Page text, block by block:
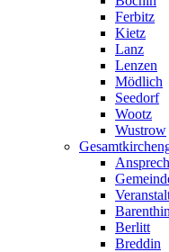
Ferbitz
Kietz
Lanz
Lenzen
Mödlich
Seedorf
Wootz
Wustrow
Barenthin
Berlitt
Breddin